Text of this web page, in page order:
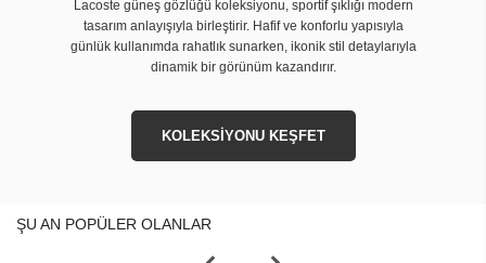
Lacoste güneş gözlüğü koleksiyonu, sportif şıklığı modern
tasarım anlayışıyla birleştirir. Hafif ve konforlu yapısıyla
günlük kullanımda rahatlık sunarken, ikonik stil detaylarıyla
dinamik bir görünüm kazandırır.
KOLEKSİYONU KEŞFET
ŞU AN POPÜLER OLANLAR